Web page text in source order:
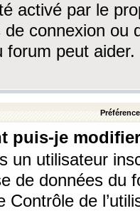
activé par le
de connexion ou
forum peut aider.
puis-je
un utilisateur
de données du
Contrôle de